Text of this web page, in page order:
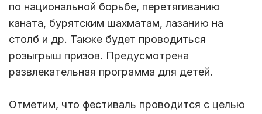
по национальной борьбе, перетягиванию
каната, бурятским шахматам, лазанию на
столб и др. Также будет проводиться
розыгрыш призов. Предусмотрена
развлекательная программа для детей.
Отметим, что фестиваль проводится с целью